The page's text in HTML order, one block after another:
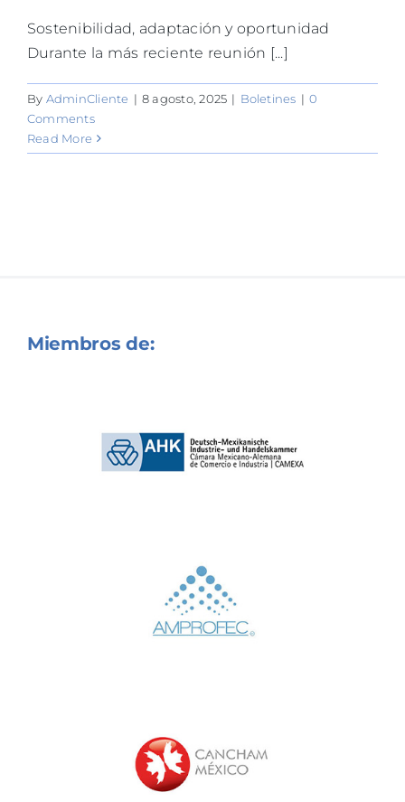
Sostenibilidad, adaptación y oportunidad
Durante la más reciente reunión [...]
By AdminCliente | 8 agosto, 2025 | Boletines | 0
Comments
Read More
Miembros de: